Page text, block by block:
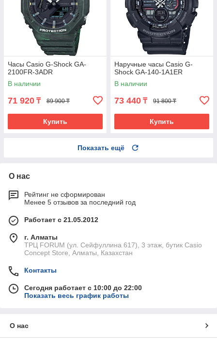
Часы Casio G-Shock GA-
2100FR-3ADR
В наличии
71 920 ₸ 89 900 ₸
Купить
Наручные часы Casio G-
Shock GA-140-1A1ER
В наличии
73 440 ₸ 91 800 ₸
Купить
Показать ещё
О нас
Рейтинг не сформирован
Менее 5 отзывов за последний год
Работает с 21.05.2012
г. Алматы
ТРЦ FORUM (ул. Сейфуллина 617), 3 этаж, бутик Casio
Concept Store, Алматы, Казахстан
Контакты
Сегодня работает с 10:00 до 22:00
Показать весь график работы
О нас